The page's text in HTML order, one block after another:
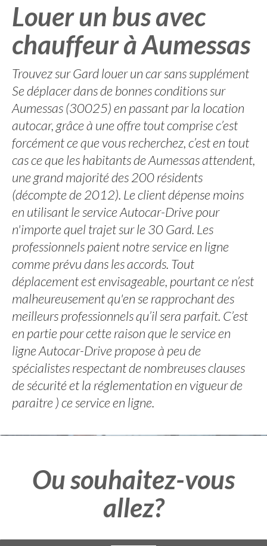
Louer un bus avec
chauffeur à Aumessas
Trouvez sur Gard louer un car sans supplément
Se déplacer dans de bonnes conditions sur
Aumessas (30025) en passant par la location
autocar, grâce à une offre tout comprise c’est
forcément ce que vous recherchez, c’est en tout
cas ce que les habitants de Aumessas attendent,
une grand majorité des 200 résidents
(décompte de 2012). Le client dépense moins
en utilisant le service Autocar-Drive pour
n'importe quel trajet sur le 30 Gard. Les
professionnels paient notre service en ligne
comme prévu dans les accords. Tout
déplacement est envisageable, pourtant ce n’est
malheureusement qu'en se rapprochant des
meilleurs professionnels qu’il sera parfait. C’est
en partie pour cette raison que le service en
ligne Autocar-Drive propose à peu de
spécialistes respectant de nombreuses clauses
de sécurité et la réglementation en vigueur de
paraitre ) ce service en ligne.
Ou souhaitez-vous
allez?